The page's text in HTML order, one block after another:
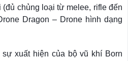
chủng loại từ melee, rifle đến
Dragon – Drone hình dạng
xuất hiện của bộ vũ khí Born